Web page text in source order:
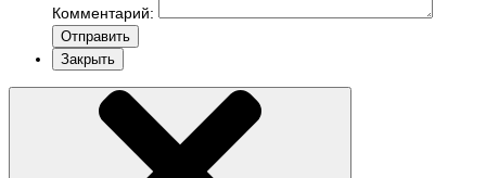
Комментарий:
Отправить
Закрыть